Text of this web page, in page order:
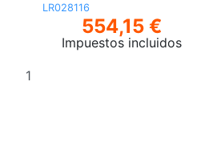
LR028116
554,15 €
Impuestos incluidos